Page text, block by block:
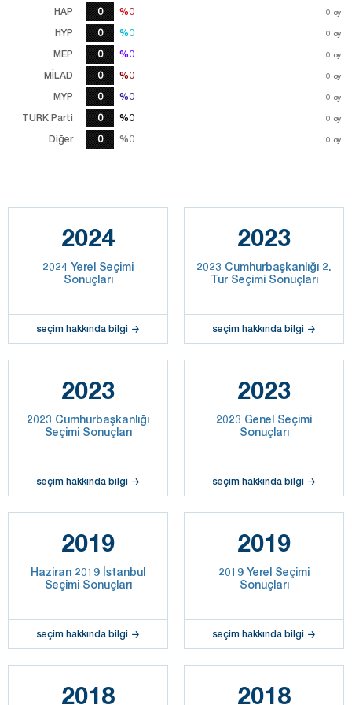
HAP
HYP
MEP
MİLAD
MYP
TURK Parti
Diğer
0
0
0
0
0
0
0
%0 0 oy
%0 0 oy
%0 0 oy
%0 0 oy
%0 0 oy
%0 0 oy
%0 0 oy
%0
%0
%0
%0
%0
%0
%0
2024
2024 Yerel Seçimi
Sonuçları
seçim hakkında bilgi
2023
2023 Cumhurbaşkanlığı 2.
Tur Seçimi Sonuçları
seçim hakkında bilgi
2023
2023 Cumhurbaşkanlığı
Seçimi Sonuçları
seçim hakkında bilgi
2023
2023 Genel Seçimi
Sonuçları
seçim hakkında bilgi
2019
Haziran 2019 İstanbul
Seçimi Sonuçları
seçim hakkında bilgi
2019
2019 Yerel Seçimi
Sonuçları
seçim hakkında bilgi
2018 2018